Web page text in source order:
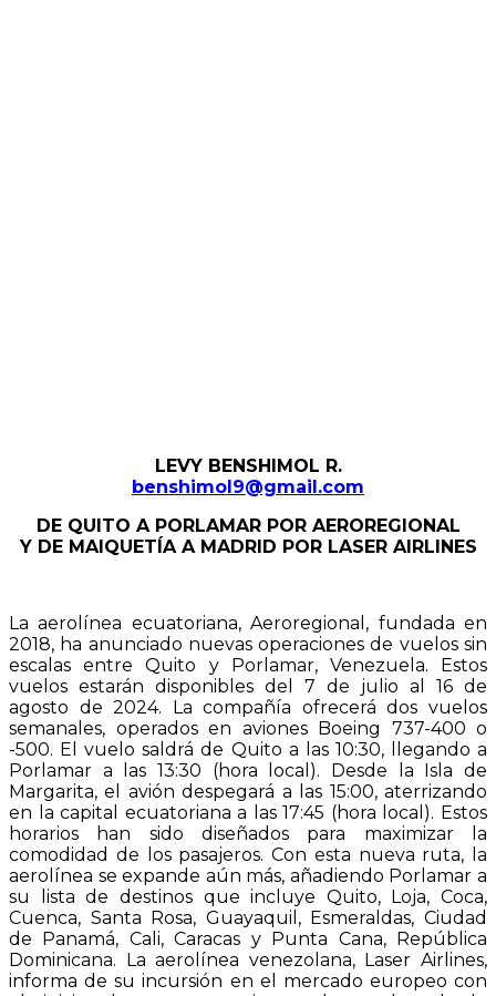
LEVY BENSHIMOL R.
benshimol9@gmail.com
DE QUITO A PORLAMAR POR AEROREGIONAL
Y DE MAIQUETÍA A MADRID POR LASER AIRLINES
La aerolínea ecuatoriana, Aeroregional, fundada en
2018, ha anunciado nuevas operaciones de vuelos sin
escalas entre Quito y Porlamar, Venezuela. Estos
vuelos estarán disponibles del 7 de julio al 16 de
agosto de 2024. La compañía ofrecerá dos vuelos
semanales, operados en aviones Boeing 737-400 o
-500. El vuelo saldrá de Quito a las 10:30, llegando a
Porlamar a las 13:30 (hora local). Desde la Isla de
Margarita, el avión despegará a las 15:00, aterrizando
en la capital ecuatoriana a las 17:45 (hora local). Estos
horarios han sido diseñados para maximizar la
comodidad de los pasajeros. Con esta nueva ruta, la
aerolínea se expande aún más, añadiendo Porlamar a
su lista de destinos que incluye Quito, Loja, Coca,
Cuenca, Santa Rosa, Guayaquil, Esmeraldas, Ciudad
de Panamá, Cali, Caracas y Punta Cana, República
Dominicana. La aerolínea venezolana, Laser Airlines,
informa de su incursión en el mercado europeo con